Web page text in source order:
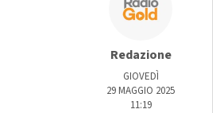
Redazione
GIOVEDÌ
29 MAGGIO 2025
11:19